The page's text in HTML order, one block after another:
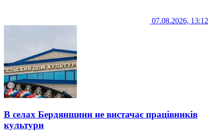
07.08.2026, 13:12
В селах Бердянщини не вистачає працівників
культури